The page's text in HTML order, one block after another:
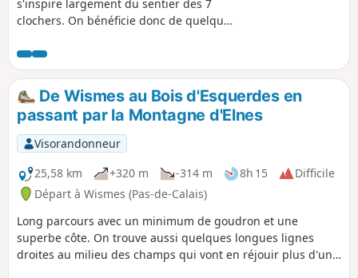
s'inspire largement du sentier des 7
clochers. On bénéficie donc de quelques
De Wismes au Bois d'Esquerdes en
passant par la Montagne d'Elnes
Visorandonneur
25,58 km
+320 m -314 m 8h 15
Difficile
Départ à Wismes (Pas-de-Calais)
Long parcours avec un minimum de goudron et une
superbe côte. On trouve aussi quelques longues lignes
droites au milieu des champs qui vont en réjouir plus d'un !